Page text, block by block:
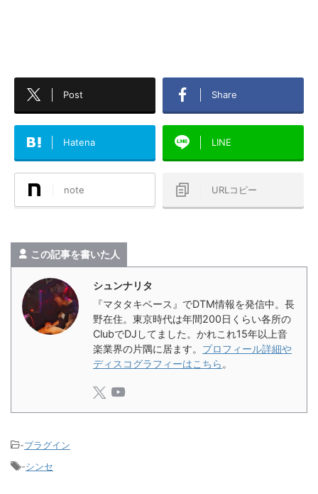
Post Share
Hatena LINE
note URLコピー
この記事を書いた人
シュンナリタ
『マタタキベース』でDTM情報を発信中。長
野在住。東京時代は年間200日くらい各所の
ClubでDJしてました。かれこれ15年以上音
楽業界の片隅に居ます。 プロフィール詳細や
ディスコグラフィーはこちら 。
-プラグイン
-シンセ